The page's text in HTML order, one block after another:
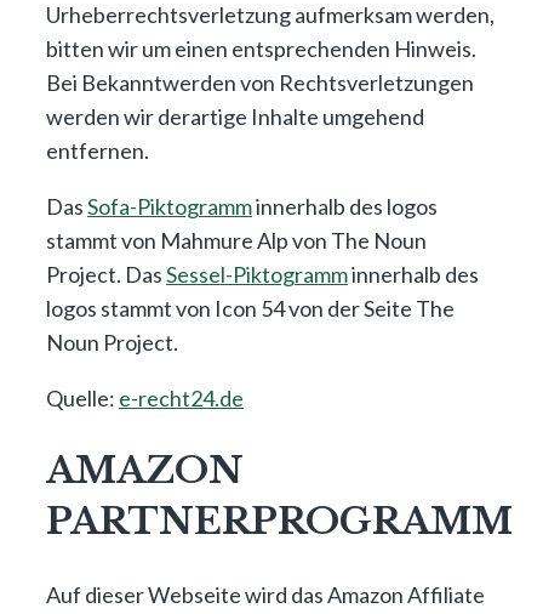
Urheberrechtsverletzung aufmerksam werden,
bitten wir um einen entsprechenden Hinweis.
Bei Bekanntwerden von Rechtsverletzungen
werden wir derartige Inhalte umgehend
entfernen.
DasSofa-Piktogramminnerhalb des logos
stammt von Mahmure Alp von The Noun
Project. DasSessel-Piktogramminnerhalb des
logos stammt von Icon 54 von der Seite The
Noun Project.
Quelle: e-recht24.de
AMAZON
PARTNERPROGRAMM
Auf dieser Webseite wird das Amazon Affiliate